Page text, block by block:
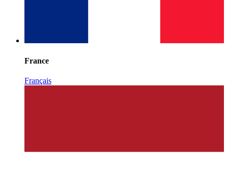
France
Français